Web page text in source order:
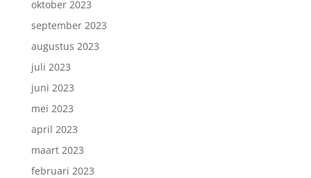
oktober 2023
september 2023
augustus 2023
juli 2023
juni 2023
mei 2023
april 2023
maart 2023
februari 2023